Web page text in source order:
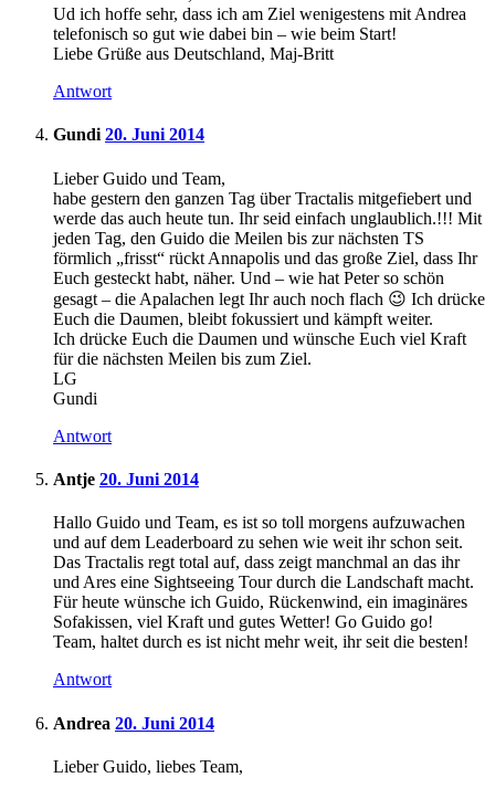
Ud ich hoffe sehr, dass ich am Ziel wenigestens mit Andrea
telefonisch so gut wie dabei bin – wie beim Start!
Liebe Grüße aus Deutschland, Maj-Britt
Antwort
Gundi20. Juni 2014
Lieber Guido und Team,
habe gestern den ganzen Tag über Tractalis mitgefiebert und
werde das auch heute tun. Ihr seid einfach unglaublich.!!! Mit
jeden Tag, den Guido die Meilen bis zur nächsten TS
förmlich „frisst“ rückt Annapolis und das große Ziel, dass Ihr
Euch gesteckt habt, näher. Und – wie hat Peter so schön
gesagt – die Apalachen legt Ihr auch noch flach 😉 Ich drücke
Euch die Daumen, bleibt fokussiert und kämpft weiter.
Ich drücke Euch die Daumen und wünsche Euch viel Kraft
für die nächsten Meilen bis zum Ziel.
LG
Gundi
Antwort
Antje 20. Juni 2014
Hallo Guido und Team, es ist so toll morgens aufzuwachen
und auf dem Leaderboard zu sehen wie weit ihr schon seit.
Das Tractalis regt total auf, dass zeigt manchmal an das ihr
und Ares eine Sightseeing Tour durch die Landschaft macht.
Für heute wünsche ich Guido, Rückenwind, ein imaginäres
Sofakissen, viel Kraft und gutes Wetter! Go Guido go!
Team, haltet durch es ist nicht mehr weit, ihr seit die besten!
Antwort
Andrea 20. Juni 2014
Lieber Guido, liebes Team,